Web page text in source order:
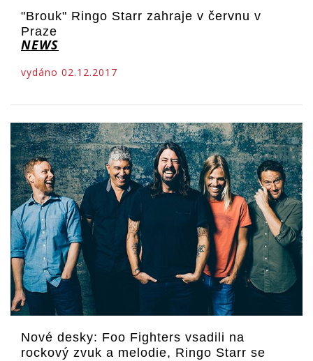
"Brouk" Ringo Starr zahraje v červnu v
Praze
NEWS
vydáno 02.12.2017
Nové desky: Foo Fighters vsadili na
rockový zvuk a melodie, Ringo Starr se